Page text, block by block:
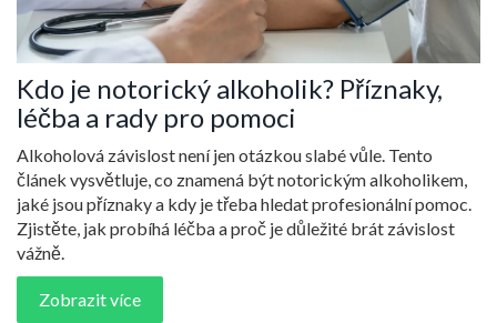
Kdo je notorický alkoholik? Příznaky,
léčba a rady pro pomoci
Alkoholová závislost není jen otázkou slabé vůle. Tento
článek vysvětluje, co znamená být notorickým alkoholikem,
jaké jsou příznaky a kdy je třeba hledat profesionální pomoc.
Zjistěte, jak probíhá léčba a proč je důležité brát závislost
vážně.
Zobrazit více